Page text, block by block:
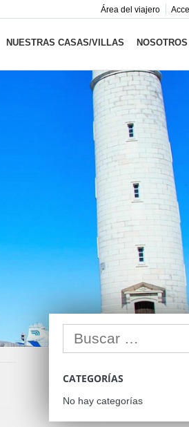
Área del viajero
NUESTRAS CASAS/VILLAS NOSOTROS
CATEGORÍAS
No hay categorías